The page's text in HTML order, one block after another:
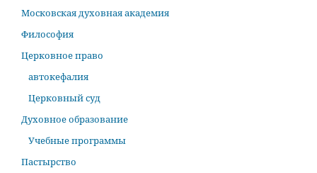
Московская духовная академия
Философия
Церковное право
автокефалия
Церковный суд
Духовное образование
Учебные программы
Пастырство